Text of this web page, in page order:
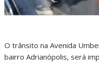
O trânsito na Avenida
bairro Adrianópolis, será